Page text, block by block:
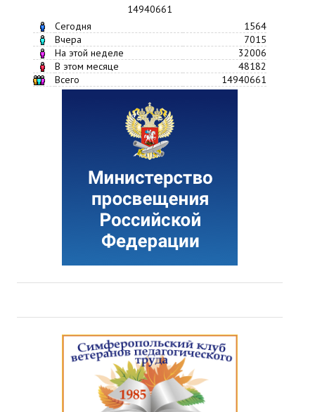
14940661
Сегодня
1564
Вчера
7015
На этой неделе
32006
В этом месяце
48182
Всего
14940661